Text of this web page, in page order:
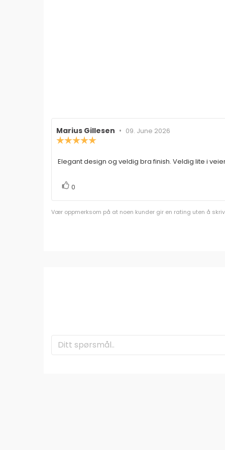
Forfatter:
Marius Gillesen • Omtaledato:
09. June 2026
5
Omtaletekst:
Elegant design og veldig bra finish. Veldig lite i
Liker
0
Vær oppmerksom på at noen kunder gir en rating uten å